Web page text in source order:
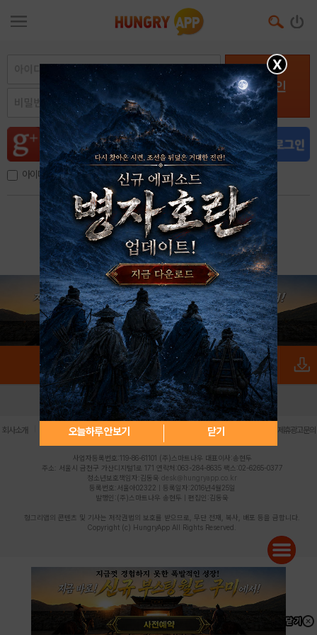
로그인
아이디, 이메일 저장
아이디 / 비밀번호 찾기 회원가입
X
오늘하루 안보기 닫기
로그인 PC버전 전체앱
회사소개 | 개인정보 처리방침 불법촬영물 신고센터 제휴광고문의
사업자등록번호:119-86-61101 (주)스마트나우 대표이사:송현두
주소: 서울시 금천구 가산디지털1로 171 연락처:063-284-8635 팩스:02-6265-0377
청소년보호책임자:김동욱 desk@hungryapp.co.kr
등록번호:서울아02322 | 등록일자:2016년4월25일
발행인:(주)스마트나우 송현두 | 편집인:김동욱
헝그리앱의 콘텐츠 및 기사는 저작권법의 보호를 받으므로, 무단 전재, 복사, 배포 등을 금합니다.
Copyright (c) HungryApp All Rights Reserved.